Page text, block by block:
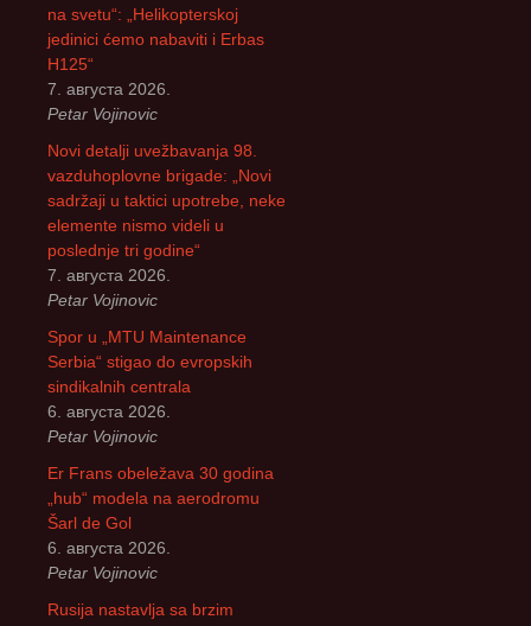
з
а
:
na svetu“: „Helikopterskoj
jedinici ćemo nabaviti i Erbas
H125“
7. августа 2026.
Petar Vojinovic
Novi detalji uvežbavanja 98.
vazduhoplovne brigade: „Novi
sadržaji u taktici upotrebe, neke
elemente nismo videli u
poslednje tri godine“
7. августа 2026.
Petar Vojinovic
Spor u „MTU Maintenance
Serbia“ stigao do evropskih
sindikalnih centrala
6. августа 2026.
Petar Vojinovic
Er Frans obeležava 30 godina
„hub“ modela na aerodromu
Šarl de Gol
6. августа 2026.
Petar Vojinovic
Rusija nastavlja sa brzim